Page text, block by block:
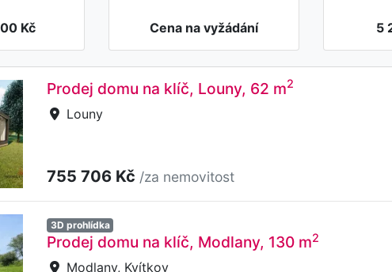
Kč Cena na vyžádání 5
Prodej domu na klíč, Louny, 62 m2
Louny
755 706 Kč /za nemovitost
3D prohlídka
Prodej domu na klíč, Modlany, 130 m2
Modlany, Kvítkov